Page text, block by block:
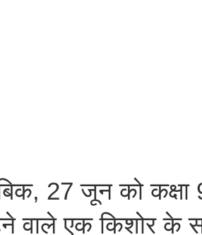
27 जून को कक्षा
वाले एक किशोर के